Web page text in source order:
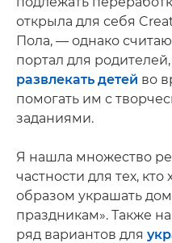
открыла для себя
Пола, — однако
портал для
развлекать детей во
помогать им с
заданиями.
Я нашла множество
частности для тех,
образом украшать
праздникам». Также
ряд вариантов для